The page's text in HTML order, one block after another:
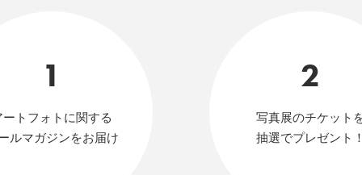
1
ートフォトに関する
ルマガジンをお届け
2
写真展のチケット
抽選でプレゼント